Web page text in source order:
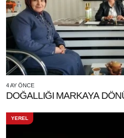
4 AY ÖNCE
DOĞALLIĞI MARKAYA
YEREL